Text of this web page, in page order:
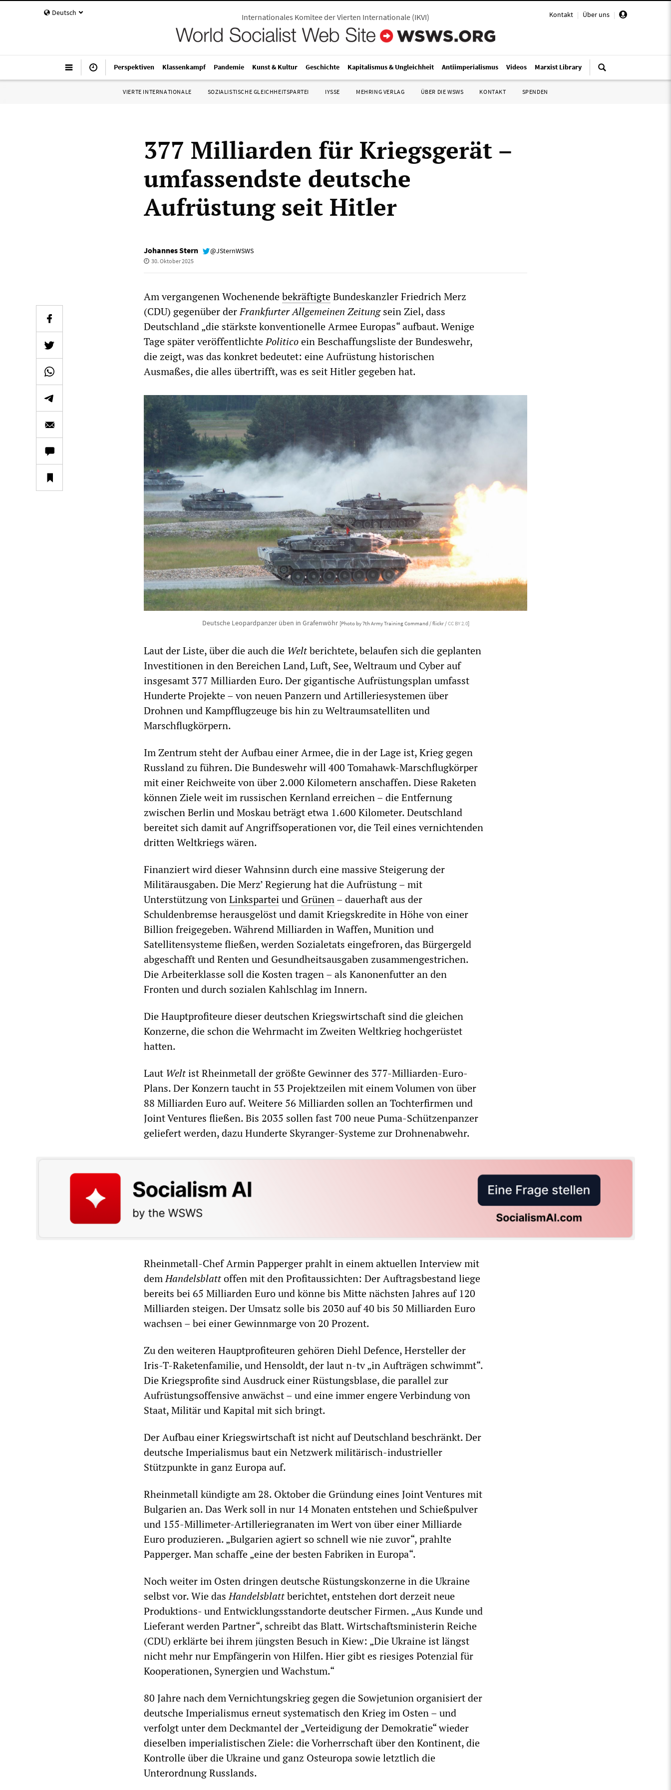
Deutsch Kontakt | Über uns |
Internationales Komitee der Vierten Internationale (IKVI)
Perspektiven Klassenkampf Pandemie Kunst & Kultur Geschichte Kapitalismus & Ungleichheit Antiimperialismus Videos Marxist Library
VIERTE INTERNATIONALE SOZIALISTISCHE GLEICHHEITSPARTEI IYSSE MEHRING VERLAG ÜBER DIE WSWS KONTAKT SPENDEN
377 Milliarden für Kriegsgerät –
umfassendste deutsche
Aufrüstung seit Hitler
Johannes Stern @JSternWSWS
30. Oktober 2025
Am vergangenen WochenendebekräftigteBundeskanzler Friedrich Merz
(CDU) gegenüber derFrankfurter Allgemeinen Zeitungsein Ziel, dass
Deutschland „die stärkste konventionelle Armee Europas“ aufbaut. Wenige
Tage später veröffentlichtePoliticoein Beschaffungsliste der Bundeswehr,
die zeigt, was das konkret bedeutet: eine Aufrüstung historischen
Ausmaßes, die alles übertrifft, was es seit Hitler gegeben hat.
Deutsche Leopardpanzer üben in Grafenwöhr [Photo by 7th Army Training Command / flickr /CC BY 2.0]
Laut der Liste, über die auch die Weltberichtete, belaufen sich die geplanten
Investitionen in den Bereichen Land, Luft, See, Weltraum und Cyber auf
insgesamt 377 Milliarden Euro. Der gigantische Aufrüstungsplan umfasst
Hunderte Projekte – von neuen Panzern und Artilleriesystemen über
Drohnen und Kampfflugzeuge bis hin zu Weltraumsatelliten und
Marschflugkörpern.
Im Zentrum steht der Aufbau einer Armee, die in der Lage ist, Krieg gegen
Russland zu führen. Die Bundeswehr will 400 Tomahawk-Marschflugkörper
mit einer Reichweite von über 2.000 Kilometern anschaffen. Diese Raketen
können Ziele weit im russischen Kernland erreichen – die Entfernung
zwischen Berlin und Moskau beträgt etwa 1.600 Kilometer. Deutschland
bereitet sich damit auf Angriffsoperationen vor, die Teil eines vernichtenden
dritten Weltkriegs wären.
Finanziert wird dieser Wahnsinn durch eine massive Steigerung der
Militärausgaben. Die Merz’ Regierung hat die Aufrüstung – mit
Unterstützung vonLinksparteiund Grünen– dauerhaft aus der
Schuldenbremse herausgelöst und damit Kriegskredite in Höhe von einer
Billion freigegeben. Während Milliarden in Waffen, Munition und
Satellitensysteme fließen, werden Sozialetats eingefroren, das Bürgergeld
abgeschafft und Renten und Gesundheitsausgaben zusammengestrichen.
Die Arbeiterklasse soll die Kosten tragen – als Kanonenfutter an den
Fronten und durch sozialen Kahlschlag im Innern.
Die Hauptprofiteure dieser deutschen Kriegswirtschaft sind die gleichen
Konzerne, die schon die Wehrmacht im Zweiten Weltkrieg hochgerüstet
hatten.
Laut Weltist Rheinmetall der größte Gewinner des 377-Milliarden-Euro-
Plans. Der Konzern taucht in 53 Projektzeilen mit einem Volumen von über
88 Milliarden Euro auf. Weitere 56 Milliarden sollen an Tochterfirmen und
Joint Ventures fließen. Bis 2035 sollen fast 700 neue Puma-Schützenpanzer
geliefert werden, dazu Hunderte Skyranger-Systeme zur Drohnenabwehr.
Rheinmetall-Chef Armin Papperger prahlt in einem aktuellen Interview mit
demHandelsblattoffen mit den Profitaussichten: Der Auftragsbestand liege
bereits bei 65 Milliarden Euro und könne bis Mitte nächsten Jahres auf 120
Milliarden steigen. Der Umsatz solle bis 2030 auf 40 bis 50 Milliarden Euro
wachsen – bei einer Gewinnmarge von 20 Prozent.
Zu den weiteren Hauptprofiteuren gehören Diehl Defence, Hersteller der
Iris-T-Raketenfamilie, und Hensoldt, der laut n-tv „in Aufträgen schwimmt“.
Die Kriegsprofite sind Ausdruck einer Rüstungsblase, die parallel zur
Aufrüstungsoffensive anwächst – und eine immer engere Verbindung von
Staat, Militär und Kapital mit sich bringt.
Der Aufbau einer Kriegswirtschaft ist nicht auf Deutschland beschränkt. Der
deutsche Imperialismus baut ein Netzwerk militärisch-industrieller
Stützpunkte in ganz Europa auf.
Rheinmetall kündigte am 28. Oktober die Gründung eines Joint Ventures mit
Bulgarien an. Das Werk soll in nur 14 Monaten entstehen und Schießpulver
und 155-Millimeter-Artilleriegranaten im Wert von über einer Milliarde
Euro produzieren. „Bulgarien agiert so schnell wie nie zuvor“, prahlte
Papperger. Man schaffe „eine der besten Fabriken in Europa“.
Noch weiter im Osten dringen deutsche Rüstungskonzerne in die Ukraine
selbst vor. Wie dasHandelsblattberichtet, entstehen dort derzeit neue
Produktions- und Entwicklungsstandorte deutscher Firmen. „Aus Kunde und
Lieferant werden Partner“, schreibt das Blatt. Wirtschaftsministerin Reiche
(CDU) erklärte bei ihrem jüngsten Besuch in Kiew: „Die Ukraine ist längst
nicht mehr nur Empfängerin von Hilfen. Hier gibt es riesiges Potenzial für
Kooperationen, Synergien und Wachstum.“
80 Jahre nach dem Vernichtungskrieg gegen die Sowjetunion organisiert der
deutsche Imperialismus erneut systematisch den Krieg im Osten – und
verfolgt unter dem Deckmantel der „Verteidigung der Demokratie“ wieder
dieselben imperialistischen Ziele: die Vorherrschaft über den Kontinent, die
Kontrolle über die Ukraine und ganz Osteuropa sowie letztlich die
Unterordnung Russlands.